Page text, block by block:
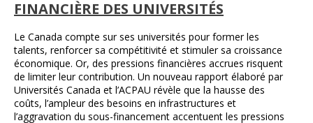
FINANCIÈRE DES UNIVERSITÉS
Le Canada compte sur ses universités pour former les
talents, renforcer sa compétitivité et stimuler sa croissance
économique. Or, des pressions financières accrues risquent
de limiter leur contribution. Un nouveau rapport élaboré par
Universités Canada et l’ACPAU révèle que la hausse des
coûts, l’ampleur des besoins en infrastructures et
l’aggravation du sous-financement accentuent les pressions